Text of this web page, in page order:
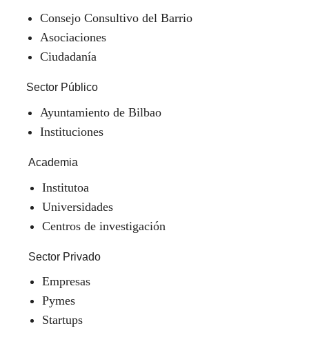
Consejo Consultivo del Barrio
Asociaciones
Ciudadanía
Sector Público
Ayuntamiento de Bilbao
Instituciones
Academia
Institutoa
Universidades
Centros de investigación
Sector Privado
Empresas
Pymes
Startups